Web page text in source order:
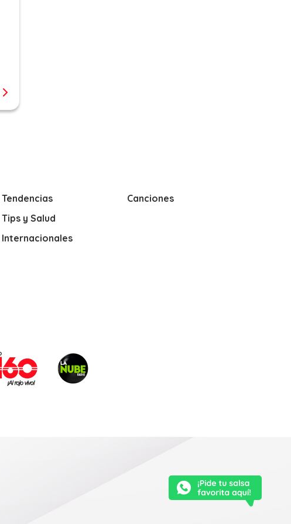
Tendencias
Tips y Salud
Internacionales
Canciones